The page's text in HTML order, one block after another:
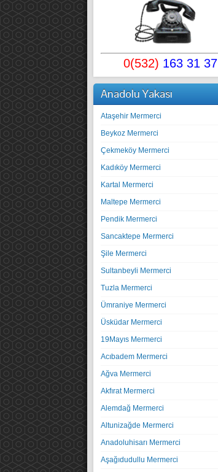
0(532) 163 31 37
Anadolu Yakası
Ataşehir Mermerci
Beykoz Mermerci
Çekmeköy Mermerci
Kadıköy Mermerci
Kartal Mermerci
Maltepe Mermerci
Pendik Mermerci
Sancaktepe Mermerci
Şile Mermerci
Sultanbeyli Mermerci
Tuzla Mermerci
Ümraniye Mermerci
Üsküdar Mermerci
19Mayıs Mermerci
Acıbadem Mermerci
Ağva Mermerci
Akfırat Mermerci
Alemdağ Mermerci
Altunizağde Mermerci
Anadoluhisarı Mermerci
Aşağıdudullu Mermerci